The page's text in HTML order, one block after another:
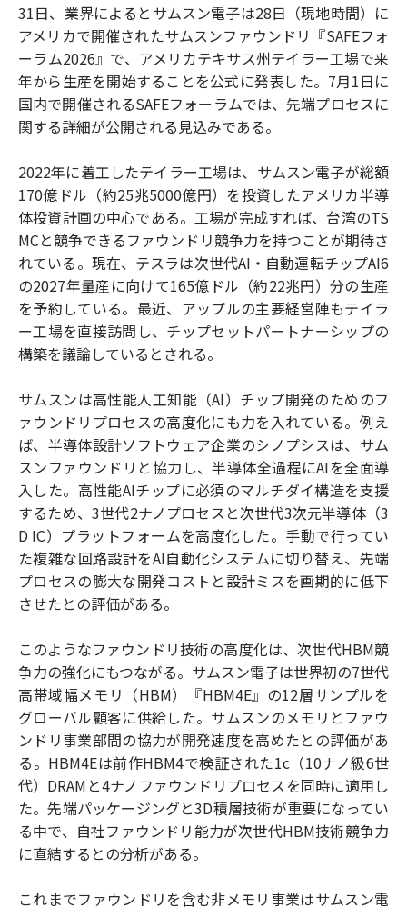
31日、業界によるとサムスン電子は28日（現地時間）に
アメリカで開催されたサムスンファウンドリ『SAFEフォ
ーラム2026』で、アメリカテキサス州テイラー工場で来
年から生産を開始することを公式に発表した。7月1日に
国内で開催されるSAFEフォーラムでは、先端プロセスに
関する詳細が公開される見込みである。
2022年に着工したテイラー工場は、サムスン電子が総額
170億ドル（約25兆5000億円）を投資したアメリカ半導
体投資計画の中心である。工場が完成すれば、台湾のTS
MCと競争できるファウンドリ競争力を持つことが期待さ
れている。現在、テスラは次世代AI・自動運転チップAI6
の2027年量産に向けて165億ドル（約22兆円）分の生産
を予約している。最近、アップルの主要経営陣もテイラ
ー工場を直接訪問し、チップセットパートナーシップの
構築を議論しているとされる。
サムスンは高性能人工知能（AI）チップ開発のためのフ
ァウンドリプロセスの高度化にも力を入れている。例え
ば、半導体設計ソフトウェア企業のシノプシスは、サム
スンファウンドリと協力し、半導体全過程にAIを全面導
入した。高性能AIチップに必須のマルチダイ構造を支援
するため、3世代2ナノプロセスと次世代3次元半導体（3
D IC）プラットフォームを高度化した。手動で行ってい
た複雑な回路設計をAI自動化システムに切り替え、先端
プロセスの膨大な開発コストと設計ミスを画期的に低下
させたとの評価がある。
このようなファウンドリ技術の高度化は、次世代HBM競
争力の強化にもつながる。サムスン電子は世界初の7世代
高帯域幅メモリ（HBM）『HBM4E』の12層サンプルを
グローバル顧客に供給した。サムスンのメモリとファウ
ンドリ事業部間の協力が開発速度を高めたとの評価があ
る。HBM4Eは前作HBM4で検証された1c（10ナノ級6世
代）DRAMと4ナノファウンドリプロセスを同時に適用し
た。先端パッケージングと3D積層技術が重要になってい
る中で、自社ファウンドリ能力が次世代HBM技術競争力
に直結するとの分析がある。
これまでファウンドリを含む非メモリ事業はサムスン電